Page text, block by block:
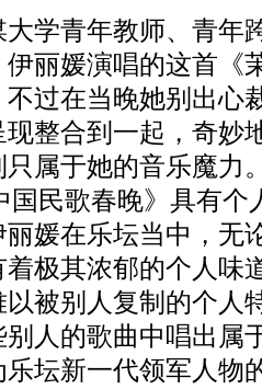
青年教师、青年
丽媛演唱的这首《
过在当晚她别出心
整合到一起，奇妙
属于她的音乐魔力
国民歌春晚》具有个
媛在乐坛当中，无
极其浓郁的个人味
被别人复制的个人
人的歌曲中唱出属
坛新一代领军人物